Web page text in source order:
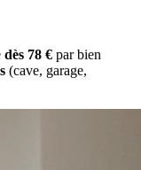
dès 78 € par bien
(cave, garage,